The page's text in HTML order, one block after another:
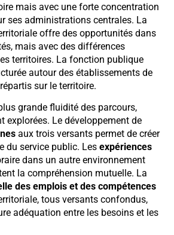
mais avec une forte concentration
ses administrations centrales. La
offre des opportunités dans
mais avec des différences
territoires. La fonction publique
autour des établissements de
sur le territoire.
grande fluidité des parcours,
explorées. Le développement de
aux trois versants permet de créer
du service public. Les expériences
dans un autre environnement
la compréhension mutuelle. La
des emplois et des compétences
tous versants confondus,
adéquation entre les besoins et les